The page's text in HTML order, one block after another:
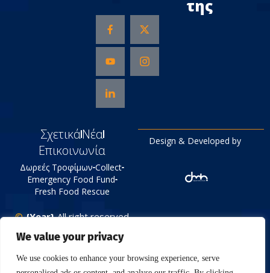
We value your privacy
We use cookies to enhance your browsing experience, serve
της
ΣχετικάΝέα
Επικοινωνία
Δωρεές Τροφίμων Collect
Emergency Food Fund
Fresh Food Rescue
© {Year}All right reserved
Tράπεζα Τροφίμων
Πολιτική Απορρήτου
Design & Developed by